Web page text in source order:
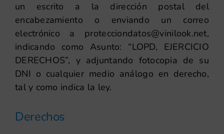
un escrito a la dirección postal del
encabezamiento o enviando un correo
electrónico a protecciondatos@vinilook.net,
indicando como Asunto: “LOPD, EJERCICIO
DERECHOS”, y adjuntando fotocopia de su
DNI o cualquier medio análogo en derecho,
tal y como indica la ley.
Derechos